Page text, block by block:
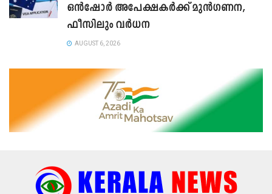
ഒൻഷോർ അപേക്ഷകർക്ക് മുൻഗണന,
ഫീസിലും വർധന
AUGUST 6, 2026